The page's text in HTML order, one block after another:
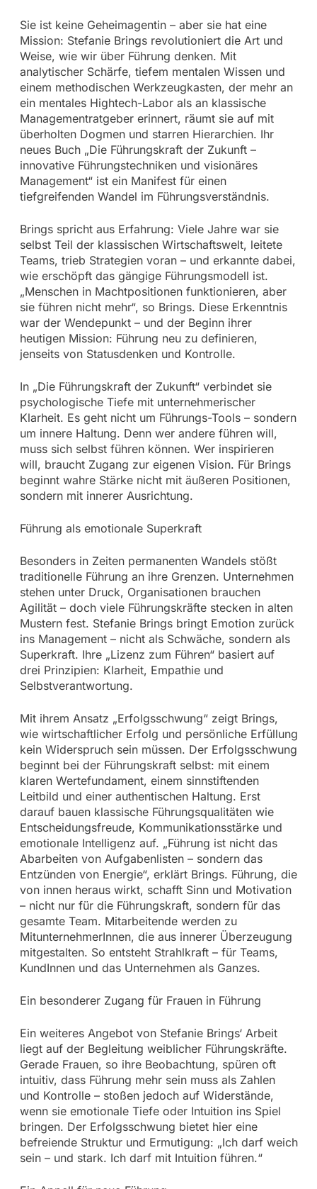
Sie ist keine Geheimagentin – aber sie hat eine
Mission: Stefanie Brings revolutioniert die Art und
Weise, wie wir über Führung denken. Mit
analytischer Schärfe, tiefem mentalen Wissen und
einem methodischen Werkzeugkasten, der mehr an
ein mentales Hightech-Labor als an klassische
Managementratgeber erinnert, räumt sie auf mit
überholten Dogmen und starren Hierarchien. Ihr
neues Buch „Die Führungskraft der Zukunft –
innovative Führungstechniken und visionäres
Management“ ist ein Manifest für einen
tiefgreifenden Wandel im Führungsverständnis.
Brings spricht aus Erfahrung: Viele Jahre war sie
selbst Teil der klassischen Wirtschaftswelt, leitete
Teams, trieb Strategien voran – und erkannte dabei,
wie erschöpft das gängige Führungsmodell ist.
„Menschen in Machtpositionen funktionieren, aber
sie führen nicht mehr“, so Brings. Diese Erkenntnis
war der Wendepunkt – und der Beginn ihrer
heutigen Mission: Führung neu zu definieren,
jenseits von Statusdenken und Kontrolle.
In „Die Führungskraft der Zukunft“ verbindet sie
psychologische Tiefe mit unternehmerischer
Klarheit. Es geht nicht um Führungs-Tools – sondern
um innere Haltung. Denn wer andere führen will,
muss sich selbst führen können. Wer inspirieren
will, braucht Zugang zur eigenen Vision. Für Brings
beginnt wahre Stärke nicht mit äußeren Positionen,
sondern mit innerer Ausrichtung.
Führung als emotionale Superkraft
Besonders in Zeiten permanenten Wandels stößt
traditionelle Führung an ihre Grenzen. Unternehmen
stehen unter Druck, Organisationen brauchen
Agilität – doch viele Führungskräfte stecken in alten
Mustern fest. Stefanie Brings bringt Emotion zurück
ins Management – nicht als Schwäche, sondern als
Superkraft. Ihre „Lizenz zum Führen“ basiert auf
drei Prinzipien: Klarheit, Empathie und
Selbstverantwortung.
Mit ihrem Ansatz „Erfolgsschwung“ zeigt Brings,
wie wirtschaftlicher Erfolg und persönliche Erfüllung
kein Widerspruch sein müssen. Der Erfolgsschwung
beginnt bei der Führungskraft selbst: mit einem
klaren Wertefundament, einem sinnstiftenden
Leitbild und einer authentischen Haltung. Erst
darauf bauen klassische Führungsqualitäten wie
Entscheidungsfreude, Kommunikationsstärke und
emotionale Intelligenz auf. „Führung ist nicht das
Abarbeiten von Aufgabenlisten – sondern das
Entzünden von Energie“, erklärt Brings. Führung, die
von innen heraus wirkt, schafft Sinn und Motivation
– nicht nur für die Führungskraft, sondern für das
gesamte Team. Mitarbeitende werden zu
MitunternehmerInnen, die aus innerer Überzeugung
mitgestalten. So entsteht Strahlkraft – für Teams,
KundInnen und das Unternehmen als Ganzes.
Ein besonderer Zugang für Frauen in Führung
Ein weiteres Angebot von Stefanie Brings‘ Arbeit
liegt auf der Begleitung weiblicher Führungskräfte.
Gerade Frauen, so ihre Beobachtung, spüren oft
intuitiv, dass Führung mehr sein muss als Zahlen
und Kontrolle – stoßen jedoch auf Widerstände,
wenn sie emotionale Tiefe oder Intuition ins Spiel
bringen. Der Erfolgsschwung bietet hier eine
befreiende Struktur und Ermutigung: „Ich darf weich
sein – und stark. Ich darf mit Intuition führen.“